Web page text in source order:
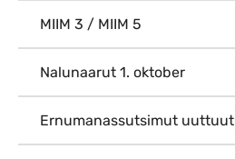
MIIM 3 / MIIM 5
Nalunaarut 1. oktober
Ernumanassutsimut uuttuut